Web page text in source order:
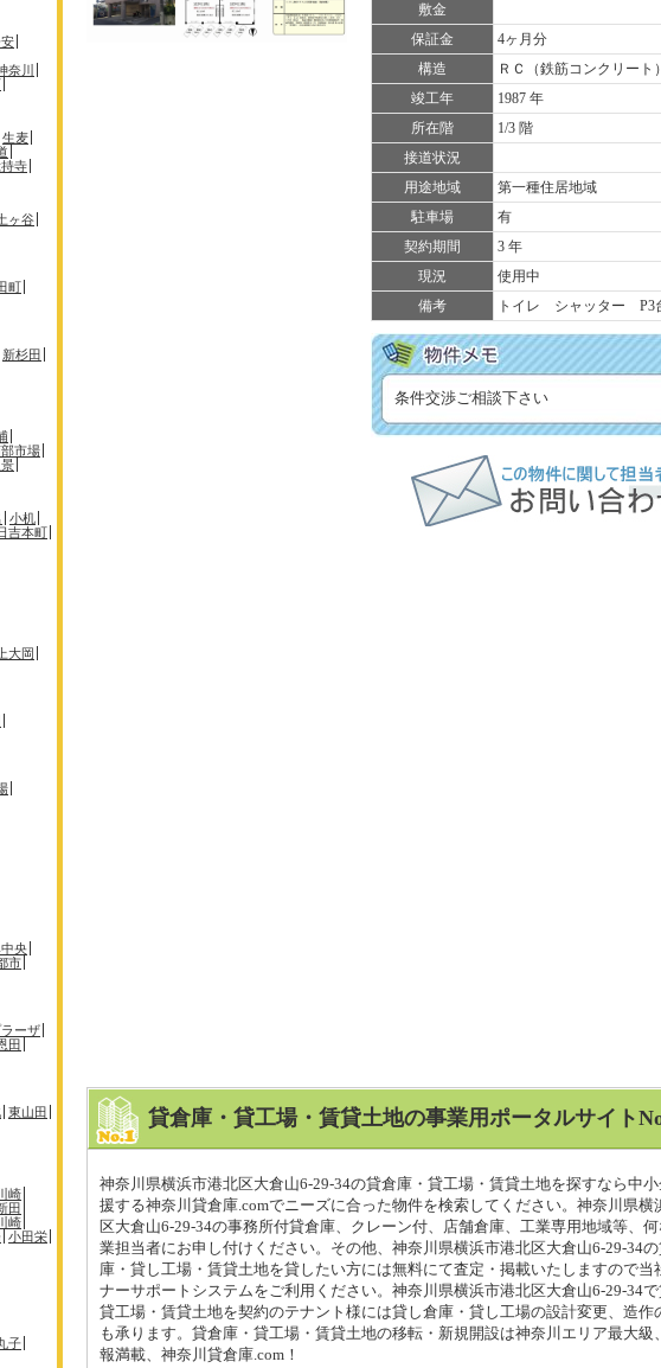
奈川
生麦
寺
ヶ谷
町
新杉田
市場
小机
吉本町
上大岡
央
市
ーザ
田
東山田
川崎
田
崎
小田栄
子
敷金
保証金
4ヶ月分
構造
ＲＣ（鉄筋コンクリート
竣工年
1987 年
所在階
1/3 階
接道状況
用途地域
第一種住居地域
駐車場
有
契約期間
3 年
現況
使用中
備考
トイレ シャッター P3
条件交渉ご相談下さい
貸倉庫・貸工場・賃貸土地の事業用ポータルサイト
神奈川県横浜市港北区大倉山6-29-34の貸倉庫・貸工場・賃貸土地を探すなら中
援する神奈川貸倉庫.comでニーズに合った物件を検索してください。神奈川県横
区大倉山6-29-34の事務所付貸倉庫、クレーン付、店舗倉庫、工業専用地域等、
業担当者にお申し付けください。その他、神奈川県横浜市港北区大倉山6-29-34の
庫・貸し工場・賃貸土地を貸したい方には無料にて査定・掲載いたしますので当
ナーサポートシステムをご利用ください。神奈川県横浜市港北区大倉山6-29-34で
貸工場・賃貸土地を契約のテナント様には貸し倉庫・貸し工場の設計変更、造作
も承ります。貸倉庫・貸工場・賃貸土地の移転・新規開設は神奈川エリア最大級
報満載、神奈川貸倉庫.com！